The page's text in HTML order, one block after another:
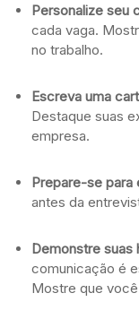
Personalize seu
cada vaga.
no trabalho.
Escreva uma
Destaque suas
empresa.
Prepare-se para
antes da
Demonstre suas
comunicação é
Mostre que